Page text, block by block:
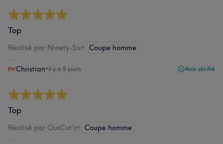
Top
Réalisé par Ninety-Six• Coupe homme
Christian•il y a 5 jours Avis vérifié
Top
Réalisé par OusCut'z• Coupe homme